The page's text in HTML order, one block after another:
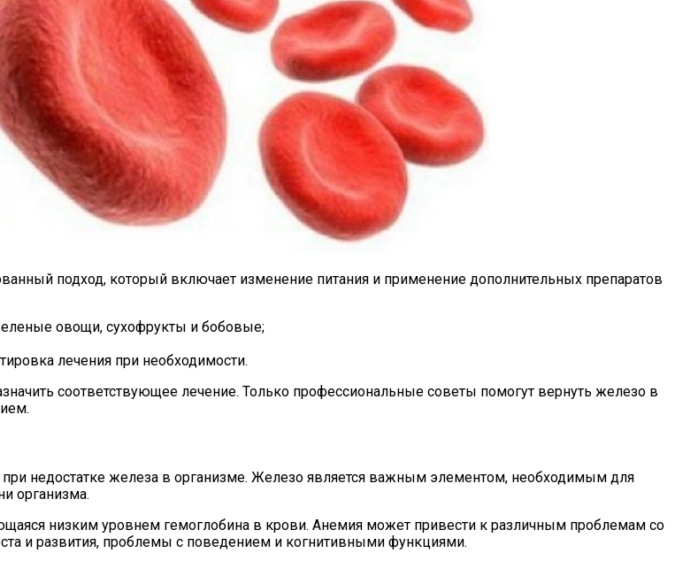
подход, который включает изменение питания и применение дополнительных препаратов
овощи, сухофрукты и бобовые;
лечения при необходимости.
соответствующее лечение. Только профессиональные советы помогут вернуть железо в
недостатке железа в организме. Железо является важным элементом, необходимым для
организма.
низким уровнем гемоглобина в крови. Анемия может привести к различным проблемам со
и развития, проблемы с поведением и когнитивными функциями.